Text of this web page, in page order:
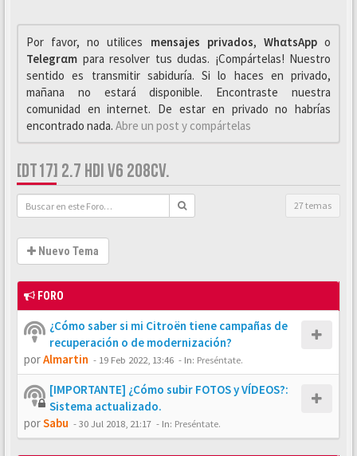
Por favor, no utilices mensajes privados, WhαtsAppo
Telegrαm para resolver tus dudas. ¡Compártelas! Nuestro
sentido es transmitir sabiduría. Si lo haces en privado,
mañana no estará disponible. Encontraste nuestra
comunidad en internet. De estar en privado no habrías
encontrado nada. Abre un post y compártelas
[DT17] 2.7 HDI V6 208CV.
27 temas
Nuevo Tema
FORO
¿Cómo saber si mi Citroën tiene campañas de
recuperación o de modernización?
porAlmartin - 19 Feb 2022, 13:46 - In: Preséntate.
[IMPORTANTE] ¿Cómo subir FOTOS y VÍDEOS?:
Sistema actualizado.
porSabu -30 Jul 2018, 21:17 - In: Preséntate.